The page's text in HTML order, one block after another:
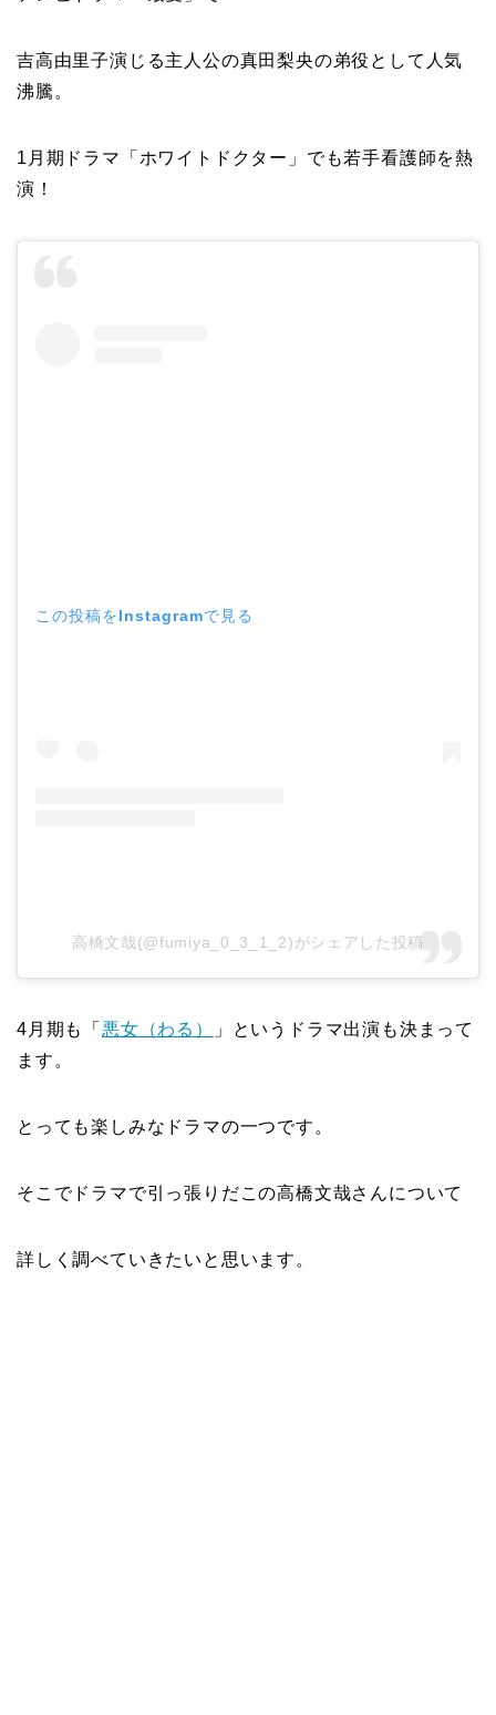
吉高由里子演じる主人公の真田梨央の弟役として人気
沸騰。
1月期ドラマ「ホワイトドクター」でも若手看護師を熱
演！
この投稿をInstagramで見る
高橋文哉(@fumiya_0_3_1_2)がシェアした投稿
4月期も「 悪女（わる）
」というドラマ出演も決まって
ます。
とっても楽しみなドラマの一つです。
そこでドラマで引っ張りだこの高橋文哉さんについて
詳しく調べていきたいと思います。